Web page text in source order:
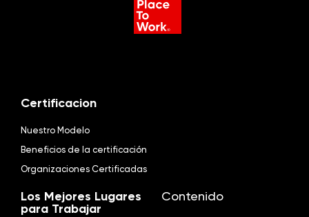
Certificacion
Nuestro Modelo
Beneficios de la certificación
Organizaciones Certificadas
Los Mejores Lugares
para Trabajar
Contenido